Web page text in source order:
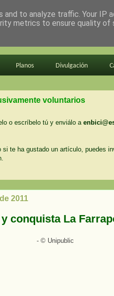
Planos Divulgación
voluntarios
o escríbelo tú y enviálo a
te ha gustado un artículo, puedes
2011
conquista La
to analyze traffic. Your IP
metrics to ensure quality of